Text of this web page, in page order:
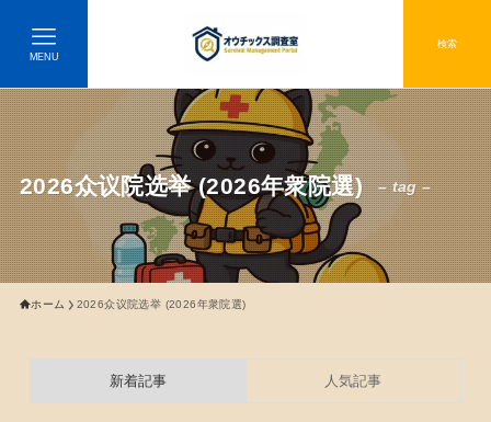
検索
MENU
2026众议院选举 (2026年衆院選) – tag –
ホーム 2026众议院选举 (2026年衆院選)
新着記事 人気記事